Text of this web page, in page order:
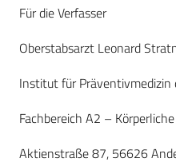
Für die Verfasser
Oberstabsarzt Leonard
Institut für Präventivmedizin
Fachbereich A2 –
Aktienstraße 87, 56626